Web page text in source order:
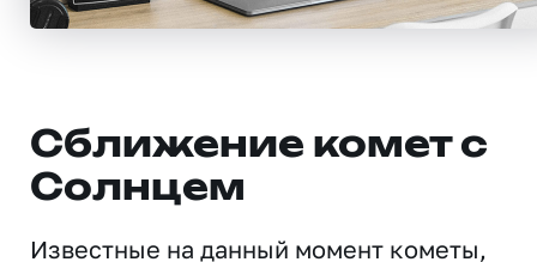
Сближение комет с
Солнцем
Известные на данный момент кометы,